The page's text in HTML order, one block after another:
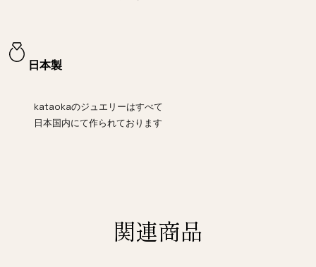
日本製
kataokaのジュエリーはすべて
日本国内にて作られております
関連商品